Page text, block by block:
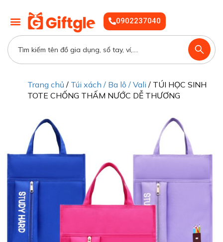
0902237040
Trang chủ / Túi xách / Ba lô / Vali / TÚI HỌC SINH
TOTE CHỐNG THẤM NƯỚC DỄ THƯƠNG